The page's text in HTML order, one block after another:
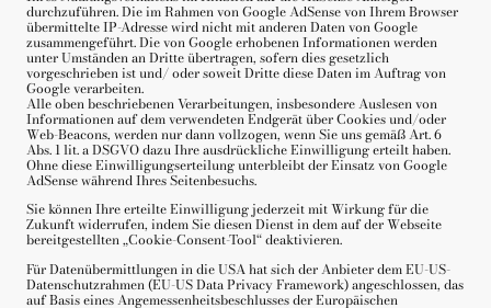
durchzuführen. Die im Rahmen von Google AdSense von Ihrem Browser
übermittelte IP-Adresse wird nicht mit anderen Daten von Google
zusammengeführt. Die von Google erhobenen Informationen werden
unter Umständen an Dritte übertragen, sofern dies gesetzlich
vorgeschrieben ist und/ oder soweit Dritte diese Daten im Auftrag von
Google verarbeiten.
Alle oben beschriebenen Verarbeitungen, insbesondere Auslesen von
Informationen auf dem verwendeten Endgerät über Cookies und/oder
Web-Beacons, werden nur dann vollzogen, wenn Sie uns gemäß Art. 6
Abs. 1 lit. a DSGVO dazu Ihre ausdrückliche Einwilligung erteilt haben.
Ohne diese Einwilligungserteilung unterbleibt der Einsatz von Google
AdSense während Ihres Seitenbesuchs.
Sie können Ihre erteilte Einwilligung jederzeit mit Wirkung für die
Zukunft widerrufen, indem Sie diesen Dienst in dem auf der Webseite
bereitgestellten „Cookie-Consent-Tool“ deaktivieren.
Für Datenübermittlungen in die USA hat sich der Anbieter dem EU-US-
Datenschutzrahmen (EU-US Data Privacy Framework) angeschlossen, das
auf Basis eines Angemessenheitsbeschlusses der Europäischen